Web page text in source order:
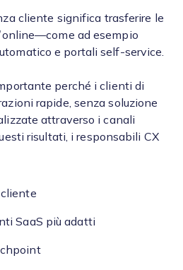
cliente significa trasferire le
ad esempio
e portali self-service.
perché i clienti di
rapide, senza soluzione
attraverso i canali
risultati, i responsabili CX
SaaS più adatti